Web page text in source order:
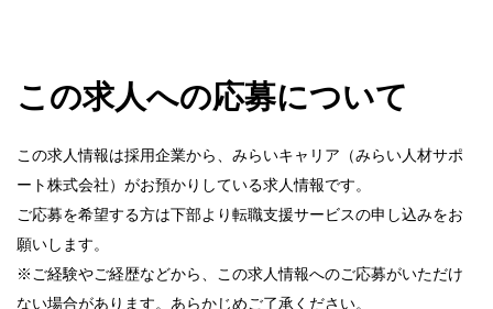
この求人への応募について
この求人情報は採用企業から、みらいキャリア（みらい人材サポ
ート株式会社）がお預かりしている求人情報です。
ご応募を希望する方は下部より転職支援サービスの申し込みをお
願いします。
※ご経験やご経歴などから、この求人情報へのご応募がいただけ
ない場合があります。あらかじめご了承ください。